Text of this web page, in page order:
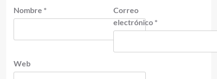
Nombre *
Correo
electrónico *
Web